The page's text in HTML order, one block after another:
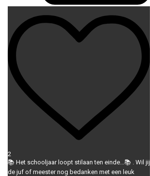
2
📚 Het schooljaar loopt stilaan ten einde...📚 . Wil jij
de juf of meester nog bedanken met een leuk